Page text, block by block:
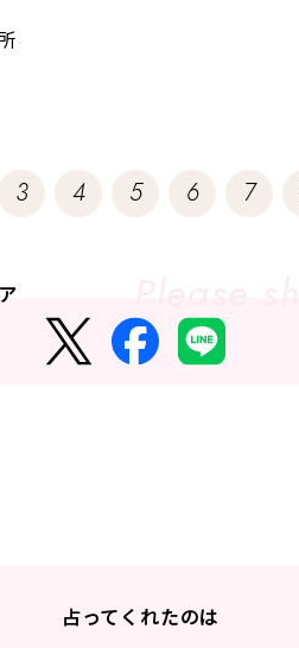
3 4 5 6 7
占ってくれたのは